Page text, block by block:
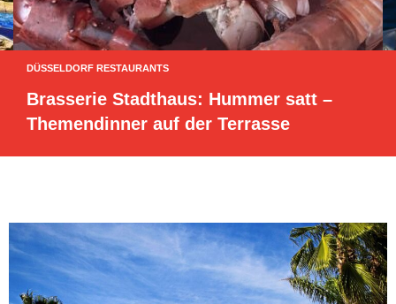
DÜSSELDORF RESTAURANTS
Brasserie Stadthaus: Hummer satt –
Themendinner auf der Terrasse